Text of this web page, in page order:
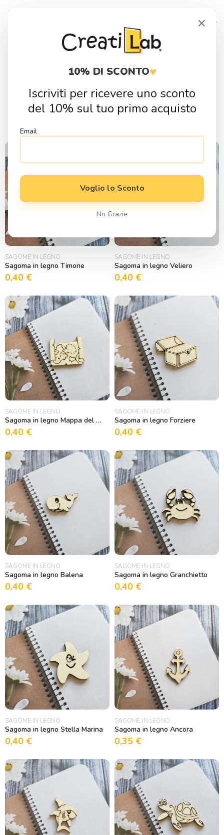
Mare
SAGOME IN LEGNO
Sagoma in legno Timone
0,40 €
SAGOME IN LEGNO
Sagoma in legno Veliero
0,40 €
SAGOME IN LEGNO
Sagoma in legno Mappa del Tesoro
0,40 €
SAGOME IN LEGNO
Sagoma in legno Forziere
0,40 €
SAGOME IN LEGNO
Sagoma in legno Balena
0,40 €
SAGOME IN LEGNO
Sagoma in legno Granchietto
0,40 €
SAGOME IN LEGNO
Sagoma in legno Stella Marina
0,40 €
SAGOME IN LEGNO
Sagoma in legno Ancora
0,35 €
×
10% DI SCONTO♥
Iscriviti per ricevere uno sconto
del 10% sul tuo primo acquisto
Email
Voglio lo Sconto
No Grazie